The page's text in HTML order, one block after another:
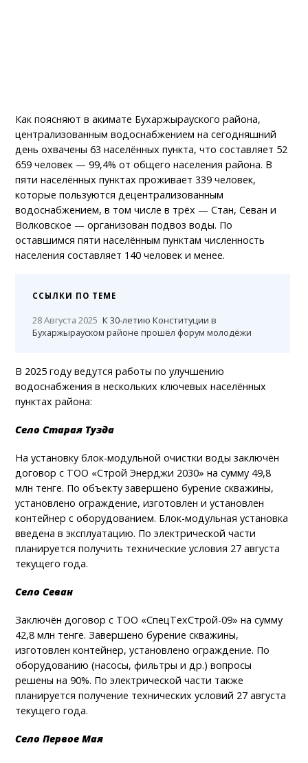
Как поясняют в акимате Бухаржырауского района,
централизованным водоснабжением на сегодняшний
день охвачены 63 населённых пункта, что составляет 52
659 человек — 99,4% от общего населения района. В
пяти населённых пунктах проживает 339 человек,
которые пользуются децентрализованным
водоснабжением, в том числе в трёх — Стан, Севан и
Волковское — организован подвоз воды. По
оставшимся пяти населённым пунктам численность
населения составляет 140 человек и менее.
ССЫЛКИ ПО ТЕМЕ
28 Августа 2025 К 30-летию Конституции в
Бухаржырауском районе прошёл форум молодёжи
В 2025 году ведутся работы по улучшению
водоснабжения в нескольких ключевых населённых
пунктах района:
Село Старая Тузда
На установку блок-модульной очистки воды заключён
договор с ТОО «Строй Энерджи 2030» на сумму 49,8
млн тенге. По объекту завершено бурение скважины,
установлено ограждение, изготовлен и установлен
контейнер с оборудованием. Блок-модульная установка
введена в эксплуатацию. По электрической части
планируется получить технические условия 27 августа
текущего года.
Село Севан
Заключён договор с ТОО «СпецТехСтрой-09» на сумму
42,8 млн тенге. Завершено бурение скважины,
изготовлен контейнер, установлено ограждение. По
оборудованию (насосы, фильтры и др.) вопросы
решены на 90%. По электрической части также
планируется получение технических условий 27 августа
текущего года.
Село Первое Мая